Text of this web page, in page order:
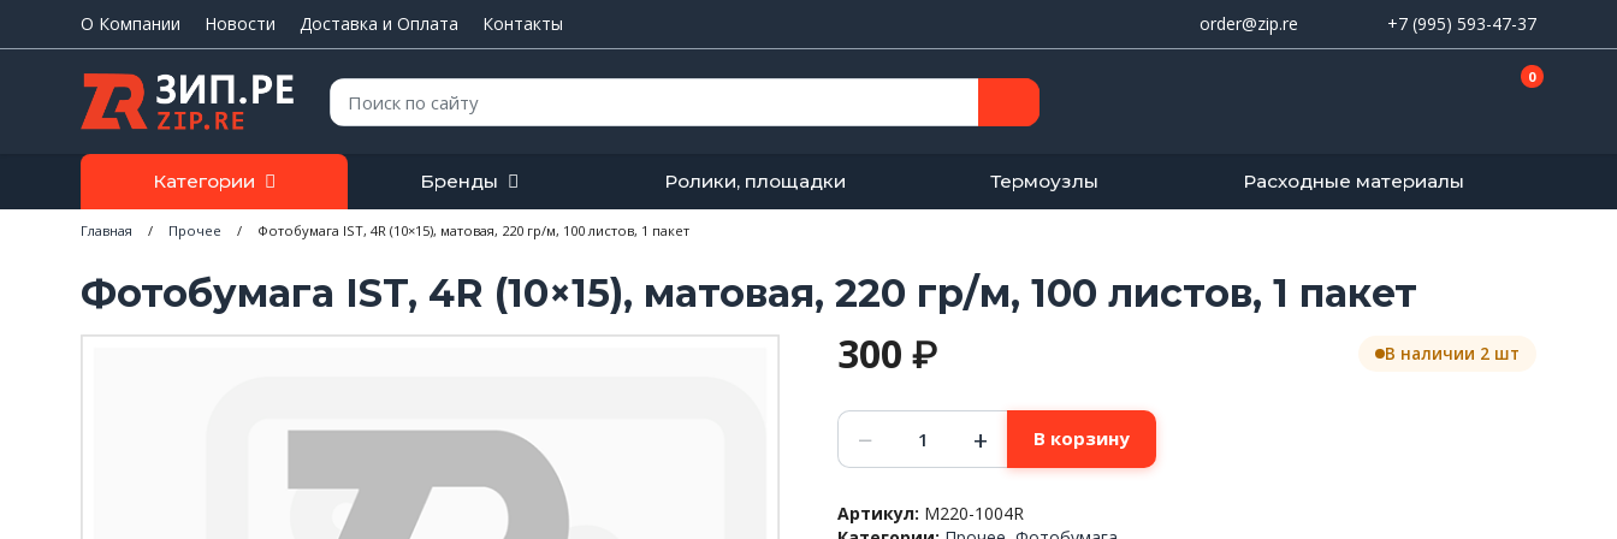
О Компании Новости Доставка и Оплата Контакты order@zip.re +7 (995) 593-47-37
Поиск: 0
Категории Бренды Ролики, площадки Термоузлы Расходные материалы
Главная / Прочее / Фотобумага IST, 4R (10×15), матовая, 220 гр/м, 100 листов, 1 пакет
Фотобумага IST, 4R (10×15), матовая, 220 гр/м, 100 листов, 1 пакет
300₽ В наличии 2 шт
Количество
товара
Фотобумага
4R
− + В корзину
Артикул: M220-1004R